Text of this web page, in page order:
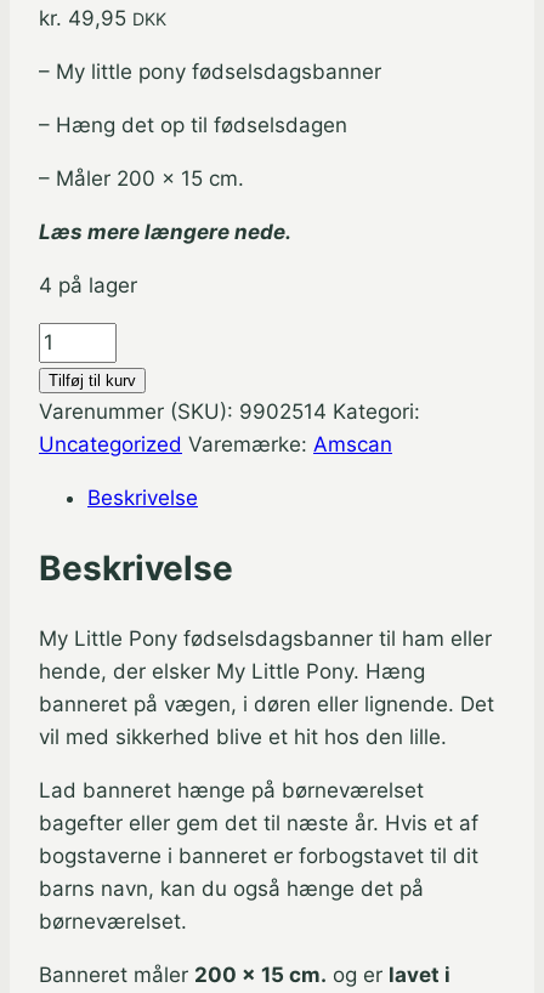
kr. 49,95 DKK
– My little pony fødselsdagsbanner
– Hæng det op til fødselsdagen
– Måler 200 x 15 cm.
Læs mere længere nede.
4 på lager
My
Little
Pony
fødselsdagsbanner
cm.
Tilføj til kurv
Varenummer (SKU): 9902514 Kategori:
Uncategorized Varemærke: Amscan
Beskrivelse
Beskrivelse
My Little Pony fødselsdagsbanner til ham eller
hende, der elsker My Little Pony. Hæng
banneret på vægen, i døren eller lignende. Det
vil med sikkerhed blive et hit hos den lille.
Lad banneret hænge på børneværelset
bagefter eller gem det til næste år. Hvis et af
bogstaverne i banneret er forbogstavet til dit
barns navn, kan du også hænge det på
børneværelset.
Banneret måler 200 x 15 cm. og er lavet i